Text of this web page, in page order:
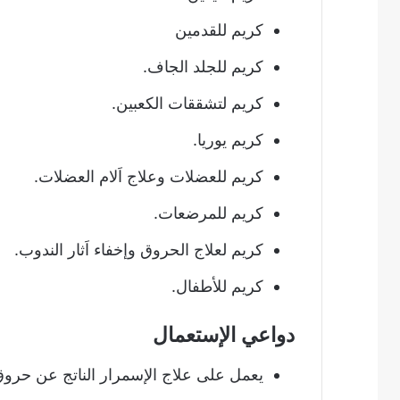
كريم للقدمين
كريم للجلد الجاف.
كريم لتشققات الكعبين.
كريم يوريا.
كريم للعضلات وعلاج اَلام العضلات.
كريم للمرضعات.
كريم لعلاج الحروق وإخفاء اَثار الندوب.
كريم للأطفال.
دواعي الإستعمال
يعمل على علاج الإسمرار الناتج عن